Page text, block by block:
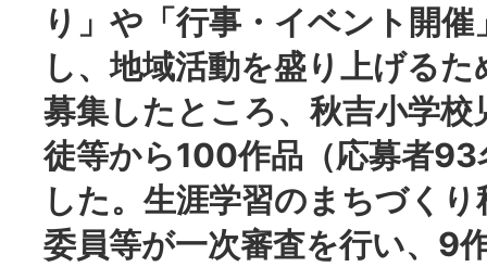
り」や「行事・イベント開
し、地域活動を盛り上げる
募集したところ、秋吉小学校
徒等から100作品（応募者
した。生涯学習のまちづく
委員等が一次審査を行い、9